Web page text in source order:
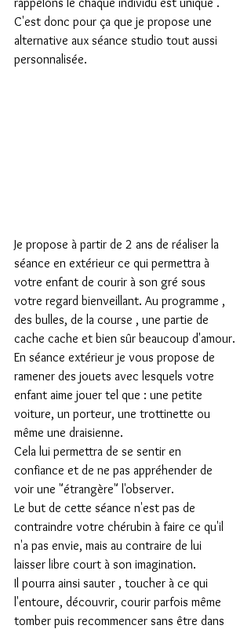
C'est donc pour ça que je propose une
alternative aux séance studio tout aussi
personnalisée.
Je propose à partir de 2 ans de réaliser la
séance en extérieur ce qui permettra à
votre enfant de courir à son gré sous
votre regard bienveillant. Au programme ,
des bulles, de la course , une partie de
cache cache et bien sûr beaucoup d'amour.
En séance extérieur je vous propose de
ramener des jouets avec lesquels votre
enfant aime jouer tel que : une petite
voiture, un porteur, une trottinette ou
même une draisienne.
Cela lui permettra de se sentir en
confiance et de ne pas appréhender de
voir une "étrangère" l'observer.
Le but de cette séance n'est pas de
contraindre votre chérubin à faire ce qu'il
n'a pas envie, mais au contraire de lui
laisser libre court à son imagination.
Il pourra ainsi sauter , toucher à ce qui
l'entoure, découvrir, courir parfois même
tomber puis recommencer sans être dans